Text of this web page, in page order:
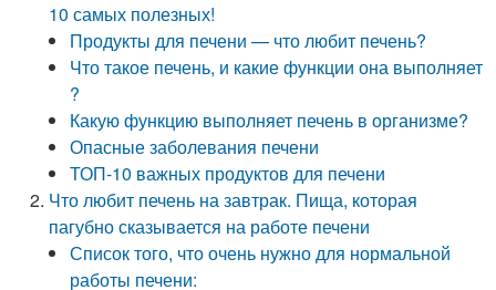
10 самых полезных!
Продукты для печени — что любит печень?
Что такое печень, и какие функции она выполняет
?
Какую функцию выполняет печень в организме?
Опасные заболевания печени
ТОП-10 важных продуктов для печени
Что любит печень на завтрак. Пища, которая
пагубно сказывается на работе печени
Список того, что очень нужно для нормальной
работы печени: